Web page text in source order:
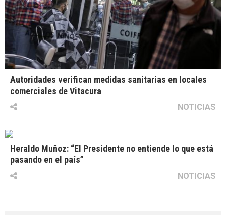
Autoridades verifican medidas sanitarias en locales
comerciales de Vitacura
NOTICIAS
Heraldo Muñoz: “El Presidente no entiende lo que está
pasando en el país”
NOTICIAS